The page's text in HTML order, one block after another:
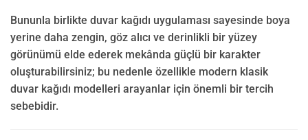
Bununla birlikte duvar kağıdı uygulaması sayesinde boya
yerine daha zengin, göz alıcı ve derinlikli bir yüzey
görünümü elde ederek mekânda güçlü bir karakter
oluşturabilirsiniz; bu nedenle özellikle modern klasik
duvar kağıdı modelleri arayanlar için önemli bir tercih
sebebidir.